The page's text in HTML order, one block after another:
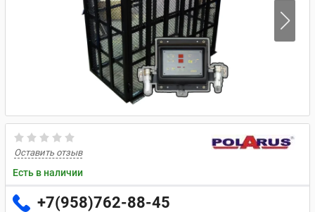
Оставить отзыв
Есть в наличии
+7(958)762-88-45